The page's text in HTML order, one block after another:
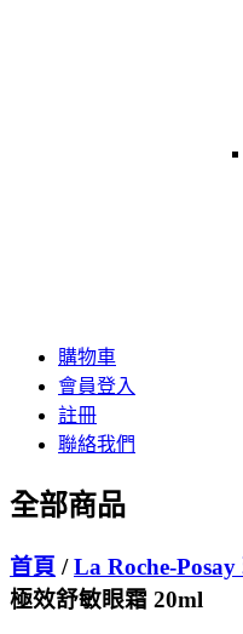
購物車
會員登入
註冊
聯絡我們
全部商品
首頁 /La Roche-
極效舒敏眼霜 20ml